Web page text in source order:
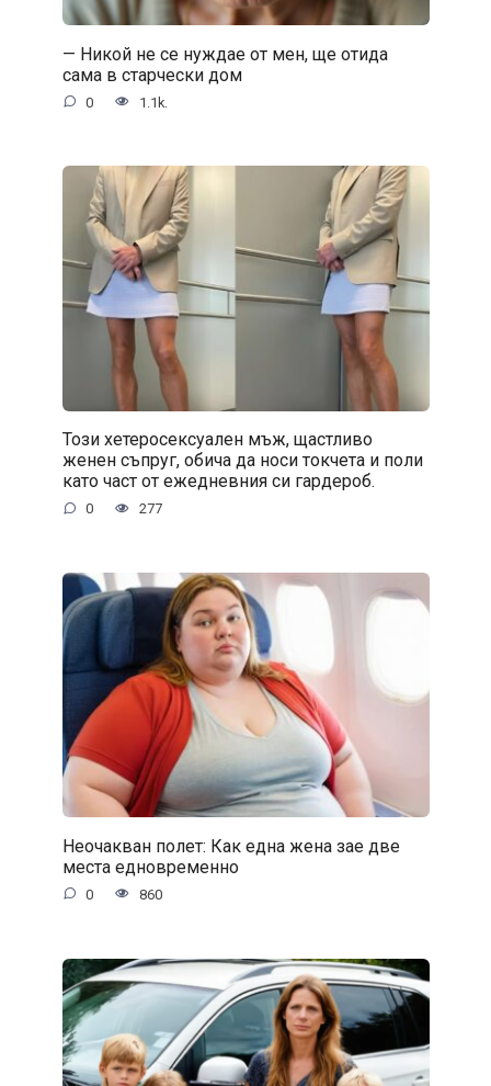
— Никой не се нуждае от мен, ще отида
сама в старчески дом
0 1.1k.
Този хетеросексуален мъж, щастливо
женен съпруг, обича да носи токчета и поли
като част от ежедневния си гардероб.
0 277
Неочакван полет: Как една жена зае две
места едновременно
0 860